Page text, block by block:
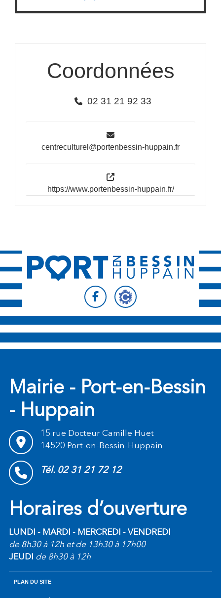
Coordonnées
02 31 21 92 33
centreculturel@portenbessin-huppain.fr
https://www.portenbessin-huppain.fr/
Suivez-nous sur
Suivez-nous sur
Mairie - Port-en-Bessin
- Huppain
15 rue Docteur Camille Huet
14520 Port-en-Bessin-Huppain
Tél. 02 31 21 72 12
Horaires d’ouverture
LUNDI - MARDI - MERCREDI - VENDREDI
de 8h30 à 12h et de 13h30 à 17h00
JEUDI de 8h30 à 12h
PLAN DU SITE